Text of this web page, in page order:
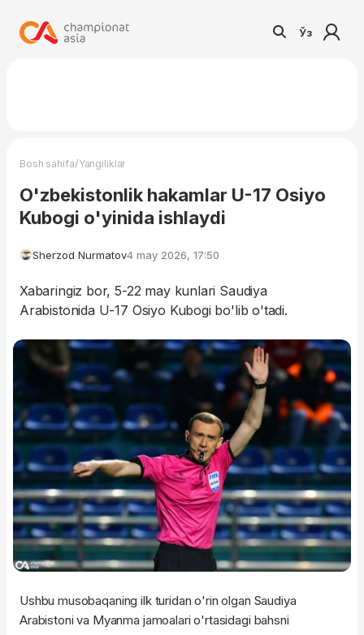
Ўз
Bosh sahifa/Yangiliklar
O'zbekistonlik hakamlar U-17 Osiyo
Kubogi o'yinida ishlaydi
Sherzod Nurmatov4 may 2026, 17:50
Xabaringiz bor, 5-22 may kunlari Saudiya
Arabistonida U-17 Osiyo Kubogi bo'lib o'tadi.
Ushbu musobaqaning ilk turidan o'rin olgan Saudiya
Arabistoni va Myanma jamoalari o'rtasidagi bahsni